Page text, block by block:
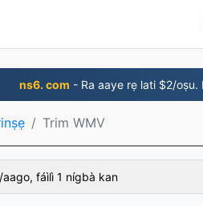
ns6. com - Ra aaye rẹ lati $2/oṣu.
Trim WMV
fáìlì 1 nígbà kan